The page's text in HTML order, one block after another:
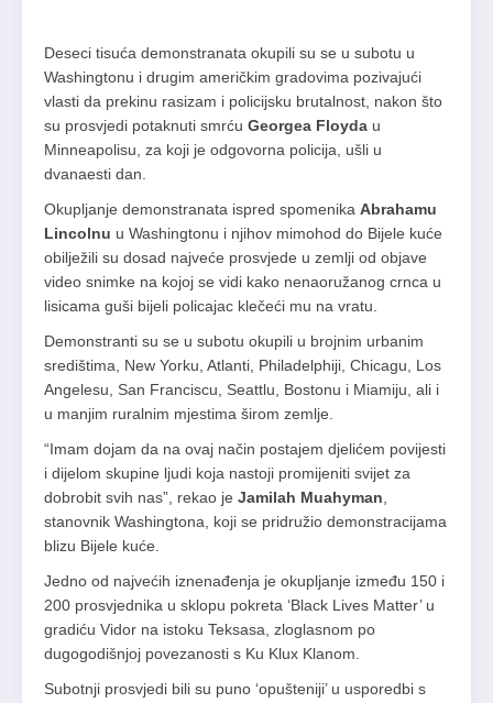
Deseci tisuća demonstranata okupili su se u subotu u
Washingtonu i drugim američkim gradovima pozivajući
vlasti da prekinu rasizam i policijsku brutalnost, nakon što
su prosvjedi potaknuti smrću Georgea Floyda u
Minneapolisu, za koji je odgovorna policija, ušli u
dvanaesti dan.
Okupljanje demonstranata ispred spomenika Abrahamu
Lincolnu u Washingtonu i njihov mimohod do Bijele kuće
obilježili su dosad najveće prosvjede u zemlji od objave
video snimke na kojoj se vidi kako nenaoružanog crnca u
lisicama guši bijeli policajac klečeći mu na vratu.
Demonstranti su se u subotu okupili u brojnim urbanim
središtima, New Yorku, Atlanti, Philadelphiji, Chicagu, Los
Angelesu, San Franciscu, Seattlu, Bostonu i Miamiju, ali i
u manjim ruralnim mjestima širom zemlje.
“Imam dojam da na ovaj način postajem djelićem povijesti
i dijelom skupine ljudi koja nastoji promijeniti svijet za
dobrobit svih nas”, rekao je Jamilah Muahyman
stanovnik Washingtona, koji se pridružio demonstracijama
blizu Bijele kuće.
Jedno od najvećih iznenađenja je okupljanje između 150 i
200 prosvjednika u sklopu pokreta ‘Black Lives Matter’ u
gradiću Vidor na istoku Teksasa, zloglasnom po
dugogodišnjoj povezanosti s Ku Klux Klanom.
Subotnji prosvjedi bili su puno ‘opušteniji’ u usporedbi s